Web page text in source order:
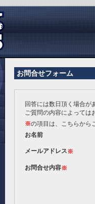
お問合せフォーム
回答には数日頂く場合が
ご質問の内容によっては
※の項目は、こちらから
お名前
メールアドレス※
お問合せ内容※